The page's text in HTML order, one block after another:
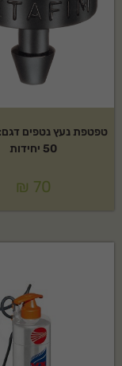
50 יחידות
₪ 70